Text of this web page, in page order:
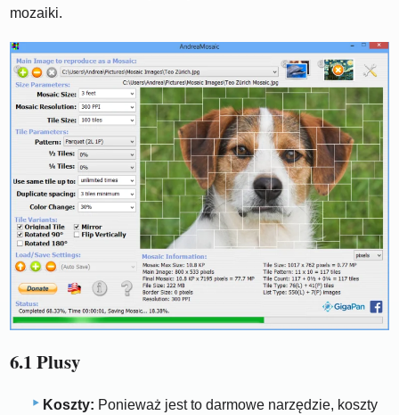
mozaiki.
6.1 Plusy
Koszty: Ponieważ jest to darmowe narzędzie, koszty